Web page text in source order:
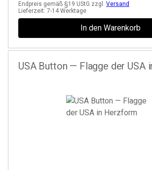
Endpreis gemäß §19 UStG zzgl. Versand
Lieferzeit: 7-14 Werktage
In den Warenkorb
USA Button — Flagge der USA